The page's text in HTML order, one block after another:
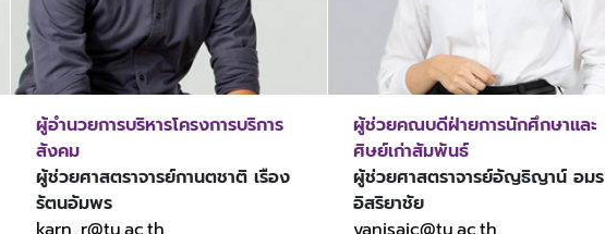
ผู้อำนวยการบริหารโครงการบริการ
สังคม
ผู้ช่วยศาสตราจารย์กานตชาติ เรือง
รัตนอัมพร
ผู้ช่วยคณบดีฝ่ายการนักศึกษาและ
ศิษย์เก่าสัมพันธ์
ผู้ช่วยศาสตราจารย์อัญธิญาน์ อมร
อิสริยาชัย